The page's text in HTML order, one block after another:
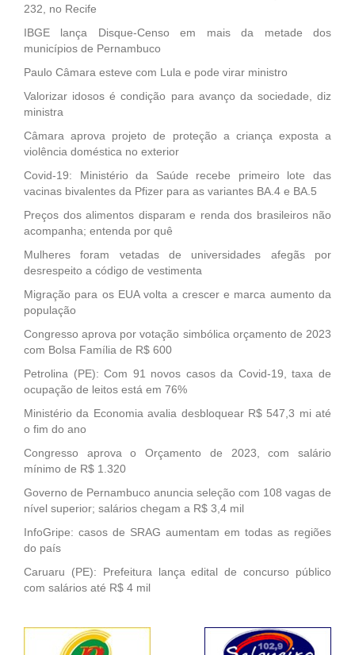
232, no Recife
IBGE lança Disque-Censo em mais da metade dos
municípios de Pernambuco
Paulo Câmara esteve com Lula e pode virar ministro
Valorizar idosos é condição para avanço da sociedade, diz
ministra
Câmara aprova projeto de proteção a criança exposta a
violência doméstica no exterior
Covid-19: Ministério da Saúde recebe primeiro lote das
vacinas bivalentes da Pfizer para as variantes BA.4 e BA.5
Preços dos alimentos disparam e renda dos brasileiros não
acompanha; entenda por quê
Mulheres foram vetadas de universidades afegãs por
desrespeito a código de vestimenta
Migração para os EUA volta a crescer e marca aumento da
população
Congresso aprova por votação simbólica orçamento de 2023
com Bolsa Família de R$ 600
Petrolina (PE): Com 91 novos casos da Covid-19, taxa de
ocupação de leitos está em 76%
Ministério da Economia avalia desbloquear R$ 547,3 mi até
o fim do ano
Congresso aprova o Orçamento de 2023, com salário
mínimo de R$ 1.320
Governo de Pernambuco anuncia seleção com 108 vagas de
nível superior; salários chegam a R$ 3,4 mil
InfoGripe: casos de SRAG aumentam em todas as regiões
do país
Caruaru (PE): Prefeitura lança edital de concurso público
com salários até R$ 4 mil